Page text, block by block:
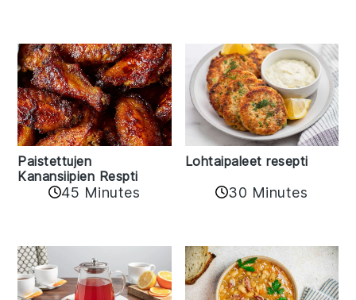
Paistettujen
Kanansiipien Respti
45 Minutes
Lohtaipaleet resepti
30 Minutes